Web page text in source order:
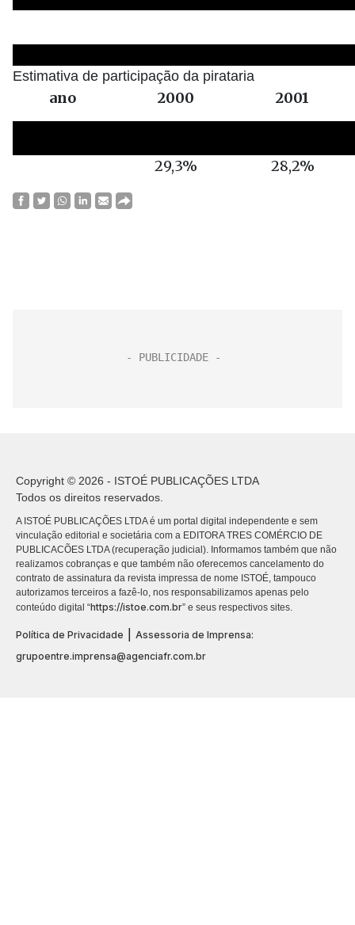
Estimativa de participação da pirataria
ano 2000 2001
29,3% 28,2%
Copyright © 2026 - ISTOÉ PUBLICAÇÕES LTDA
Todos os direitos reservados.
A ISTOÉ PUBLICAÇÕES LTDA é um portal digital independente e sem
vinculação editorial e societária com a EDITORA TRES COMÉRCIO DE
PUBLICACÕES LTDA (recuperação judicial). Informamos também que não
realizamos cobranças e que também não oferecemos cancelamento do
contrato de assinatura da revista impressa de nome ISTOÉ, tampouco
autorizamos terceiros a fazê-lo, nos responsabilizamos apenas pelo
conteúdo digital “https://istoe.com.br” e seus respectivos sites.
Política de Privacidade
Assessoria de Imprensa:
grupoentre.imprensa@agenciafr.com.br